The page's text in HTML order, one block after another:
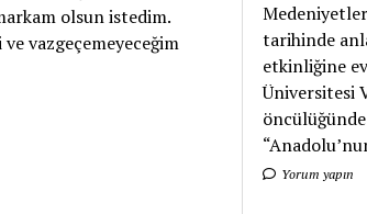
olsun istedim.
vazgeçemeyeceğim
tarihinde
etkinliğine
Üniversitesi
Yorum yapın